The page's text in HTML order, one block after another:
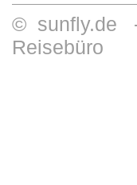
© sunfly.de -
Reisebüro